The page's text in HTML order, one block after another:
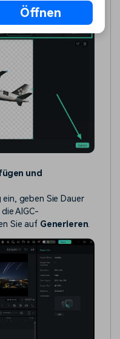
und
geben Sie Dauer
AIGC-
Sie auf Generieren.
Öffnen